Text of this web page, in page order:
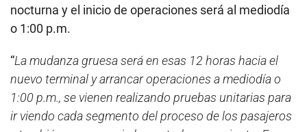
nocturna y el inicio de operaciones será al mediodía
o 1:00 p.m.
“La mudanza gruesa será en esas 12 horas hacia el
nuevo terminal y arrancar operaciones a mediodía o
1:00 p.m., se vienen realizando pruebas unitarias para
ir viendo cada segmento del proceso de los pasajeros